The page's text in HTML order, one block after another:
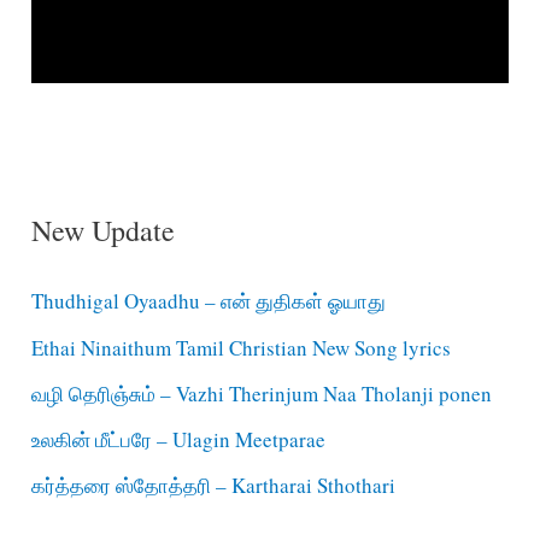
New Update
Thudhigal Oyaadhu – என் துதிகள் ஓயாது
Ethai Ninaithum Tamil Christian New Song lyrics
வழி தெரிஞ்சும் – Vazhi Therinjum Naa Tholanji ponen
உலகின் மீட்பரே – Ulagin Meetparae
கர்த்தரை ஸ்தோத்தரி – Kartharai Sthothari